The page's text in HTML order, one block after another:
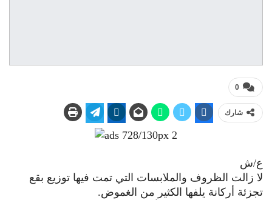
0
شارك
ع/ش
لا زالت الظروف والملابسات التي تمت فيها توزيع بقع
تجزئة أركانة يلفها الكثير من الغموض.